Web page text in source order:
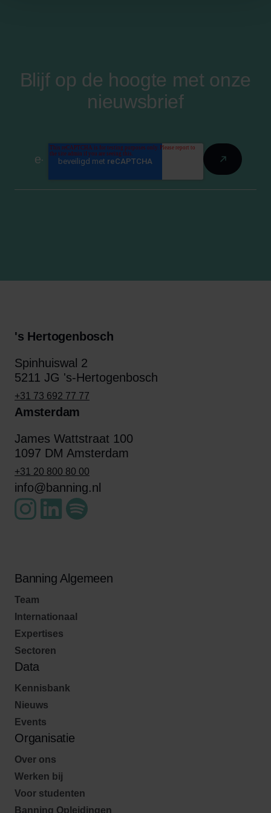
Blijf op de hoogte met onze
nieuwsbrief
's Hertogenbosch
Spinhuiswal 2
5211 JG 's-Hertogenbosch
+31 73 692 77 77
Amsterdam
James Wattstraat 100
1097 DM Amsterdam
+31 20 800 80 00
info@banning.nl
Banning Algemeen
Team
Internationaal
Expertises
Sectoren
Data
Kennisbank
Nieuws
Events
Organisatie
Over ons
Werken bij
Voor studenten
Banning Opleidingen